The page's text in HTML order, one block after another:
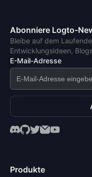
Abonniere Logto-
Bleibe auf dem
Entwicklungsideen,
E-Mail-Adresse
Produkte